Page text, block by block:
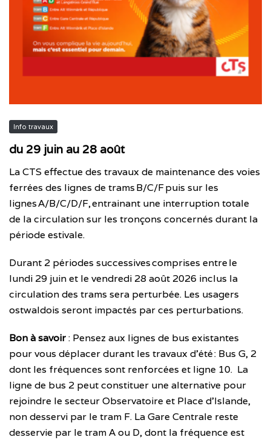
Info travaux
du 29 juin au 28 août
La CTS effectue des travaux de maintenance des voies
ferrées des lignes de trams B/C/F puis sur les
lignes A/B/C/D/F, entrainant une interruption totale
de la circulation sur les tronçons concernés durant la
période estivale.
Durant 2 périodes successives comprises entre le
lundi 29 juin et le vendredi 28 août 2026 inclus la
circulation des trams sera perturbée. Les usagers
ostwaldois seront impactés par ces perturbations.
Bon à savoir: Pensez aux lignes de bus existantes
pour vous déplacer durant les travaux d’été : Bus G, 2
dont les fréquences sont renforcées et ligne 10. La
ligne de bus 2 peut constituer une alternative pour
rejoindre le secteur Observatoire et Place d’Islande,
non desservi par le tram F. La Gare Centrale reste
desservie par le tram A ou D, dont la fréquence est